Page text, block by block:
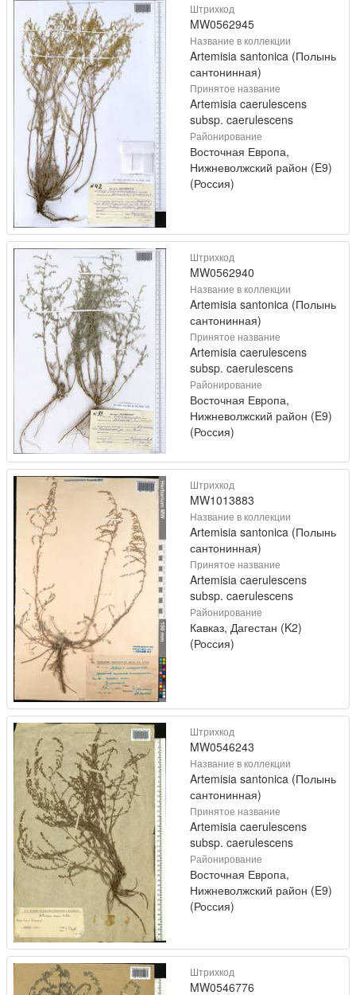
Штрихкод
MW0562945
Название в коллекции
Artemisia santonica (Полынь
сантонинная)
Принятое название
Artemisia caerulescens
subsp. caerulescens
Районирование
Восточная Европа,
Нижневолжский район (E9)
(Россия)
Штрихкод
MW0562940
Название в коллекции
Artemisia santonica (Полынь
сантонинная)
Принятое название
Artemisia caerulescens
subsp. caerulescens
Районирование
Восточная Европа,
Нижневолжский район (E9)
(Россия)
Штрихкод
MW1013883
Название в коллекции
Artemisia santonica (Полынь
сантонинная)
Принятое название
Artemisia caerulescens
subsp. caerulescens
Районирование
Кавказ, Дагестан (K2)
(Россия)
Штрихкод
MW0546243
Название в коллекции
Artemisia santonica (Полынь
сантонинная)
Принятое название
Artemisia caerulescens
subsp. caerulescens
Районирование
Восточная Европа,
Нижневолжский район (E9)
(Россия)
Штрихкод
MW0546776